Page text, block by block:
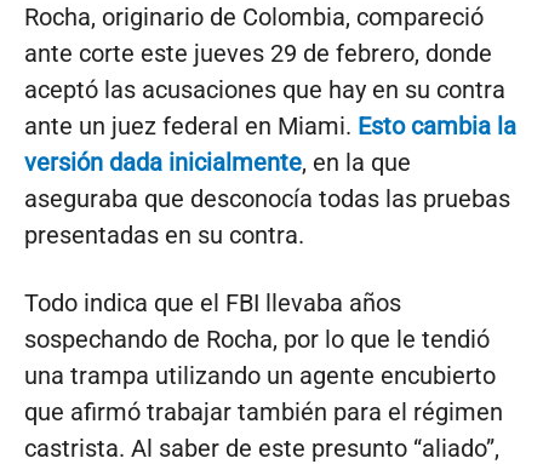
Rocha, originario de Colombia, compareció
ante corte este jueves 29 de febrero, donde
aceptó las acusaciones que hay en su contra
ante un juez federal en Miami. Esto cambia la
versión dada inicialmente, en la que
aseguraba que desconocía todas las pruebas
presentadas en su contra.
Todo indica que el FBI llevaba años
sospechando de Rocha, por lo que le tendió
una trampa utilizando un agente encubierto
que afirmó trabajar también para el régimen
castrista. Al saber de este presunto “aliado”,